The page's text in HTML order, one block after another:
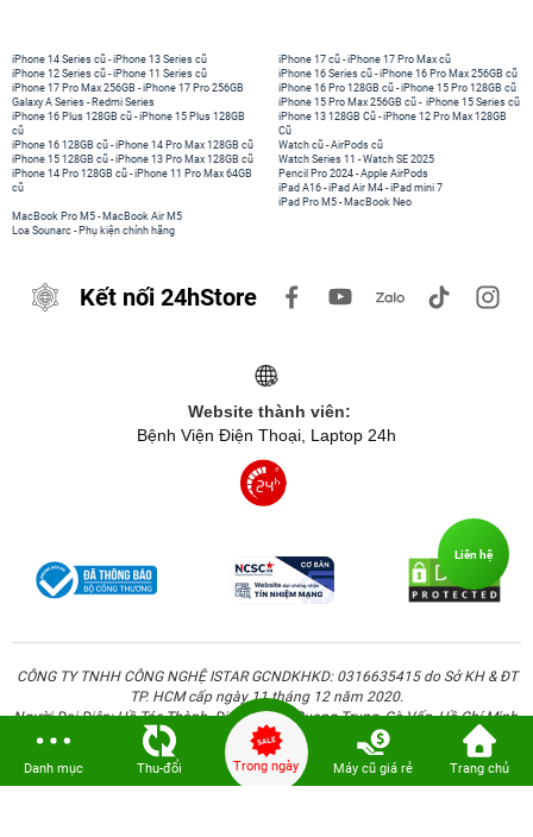
iPhone 14 Series cũ -iPhone 13 Series cũ
iPhone 12 Series cũ -iPhone 11 Series cũ
iPhone 17 Pro Max 256GB -iPhone 17 Pro 256GB
Galaxy A Series - Redmi Series
iPhone 17 cũ -iPhone 17 Pro Max cũ
iPhone 16 Series cũ - iPhone 16 Pro Max 256GB cũ
iPhone 16 Pro 128GB cũ -iPhone 15 Pro 128GB cũ
iPhone 15 Pro Max 256GB cũ - iPhone 15 Series cũ
iPhone 16 Plus 128GB cũ -iPhone 15 Plus 128GB
cũ
iPhone 16 128GB cũ -iPhone 14 Pro Max 128GB cũ
iPhone 15 128GB cũ -iPhone 13 Pro Max 128GB cũ
iPhone 14 Pro 128GB cũ -iPhone 11 Pro Max 64GB
cũ
iPhone 13 128GB Cũ -iPhone 12 Pro Max 128GB
Cũ
Watch cũ -AirPods cũ
Watch Series 11 -Watch SE 2025
Pencil Pro 2024 -Apple AirPods
iPad A16 -iPad Air M4 -iPad mini 7
iPad Pro M5 - MacBook Neo
MacBook Pro M5 - MacBook Air M5
Loa Sounarc - Phụ kiện chính hãng
Kết nối 24hStore
Website thành viên:
Bệnh Viện Điện Thoại, Laptop 24h
CÔNG TY TNHH CÔNG NGHỆ ISTAR GCNDKHKD: 0316635415 do Sở KH & ĐT
TP. HCM cấp ngày 11 tháng 12 năm 2020.
Người Đại Diện: Hồ Tác Thành. Địa chỉ: 389 Quang Trung, Gò Vấp, Hồ Chí Minh.
Danh mục Thu-đổi Trong ngày Máy cũ giá rẻ Trang chủ
Liên hệ